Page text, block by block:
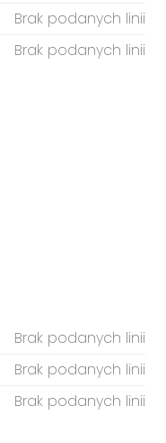
Brak podanych linii
Brak podanych linii
Brak podanych linii
Brak podanych linii
Brak podanych linii